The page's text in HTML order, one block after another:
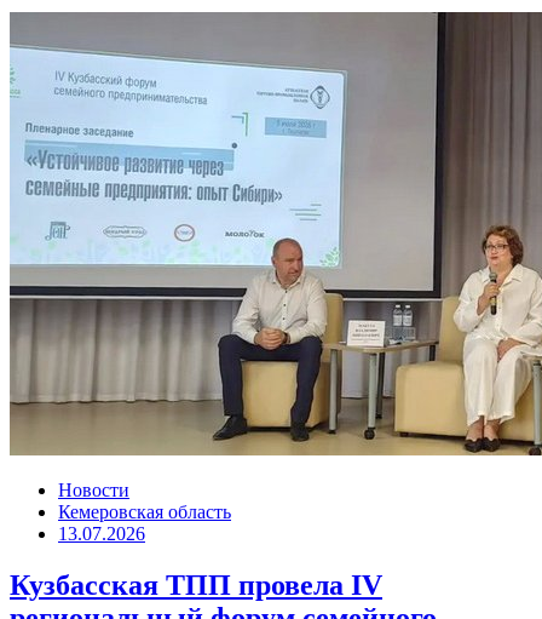
Новости
Кемеровская область
13.07.2026
Кузбасская ТПП провела IV